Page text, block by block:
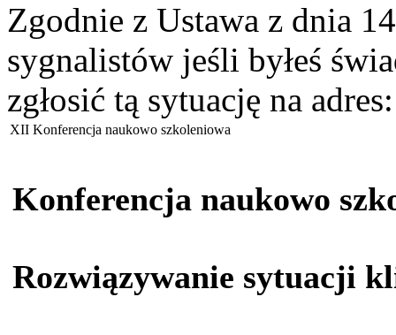
Zgodnie z Ustawa z dnia
sygnalistów jeśli byłeś
zgłosić tą sytuację na
XII Konferencja naukowo szkoleniowa
Konferencja naukowo
Rozwiązywanie sytuacji